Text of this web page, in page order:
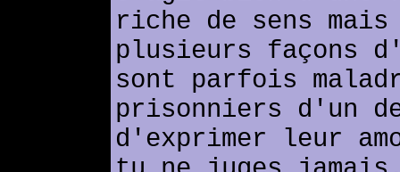
riche de sens
plusieurs façons
sont parfois
prisonniers d'un
d'exprimer leur